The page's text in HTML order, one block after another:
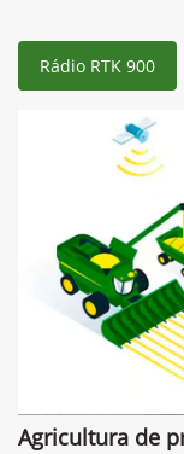
Rádio RTK 900
Agricultura de